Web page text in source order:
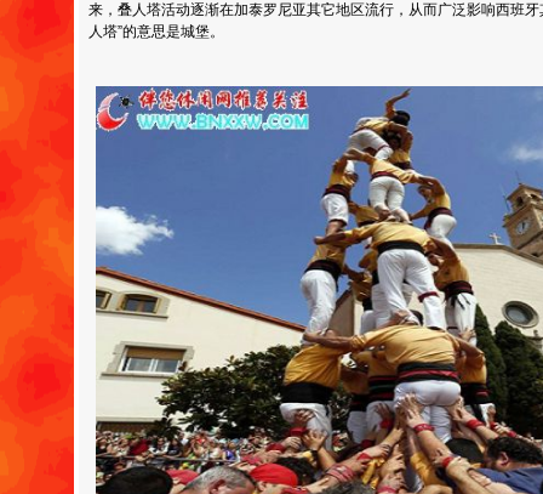
来，叠人塔活动逐渐在加泰罗尼亚其它地区流行，从而广泛影响西班
人塔”的意思是城堡。